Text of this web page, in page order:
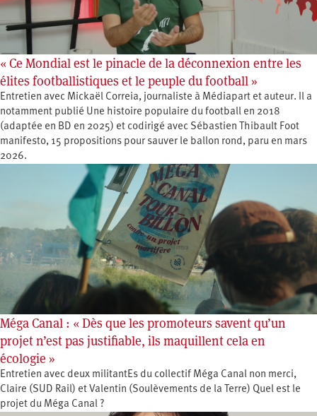
« Ce Mondial est le pinacle de la déconnexion entre les
élites footballistiques et le peuple du football »
Entretien avec Mickaël Correia, journaliste à Médiapart et auteur. Il a
notamment publié Une histoire populaire du football en 2018
(adaptée en BD en 2025) et codirigé avec Sébastien Thibault Foot
manifesto, 15 propositions pour sauver le ballon rond, paru en mars
2026.
Méga Canal : « Dès que les promoteurs savent qu’un
projet n’est pas justifiable, ils maquillent cela en
écologie »
Entretien avec deux militantEs du collectif Méga Canal non merci,
Claire (SUD Rail) et Valentin (Soulèvements de la Terre) Quel est le
projet du Méga Canal ?